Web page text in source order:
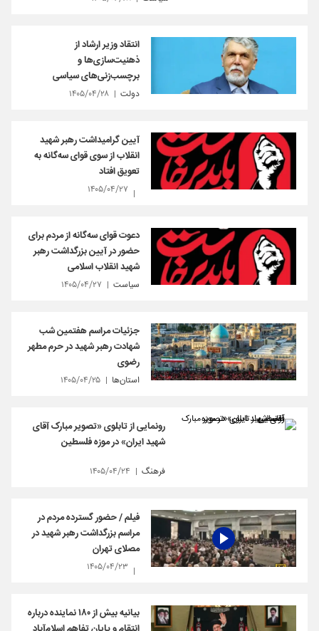
انتقاد وزیر ارشاد از
ذهنیت‌سازی‌ها و
برچسب‌زنی‌های سیاسی
دولت ۱۴۰۵/۰۴/۲۸
آیین گرامیداشت رهبر شهید
انقلاب از سوی قوای سه‌گانه به
تعویق افتاد
۱۴۰۵/۰۴/۲۷
دعوت قوای سه‌گانه از مردم برای
حضور در آیین بزرگداشت رهبر
شهید انقلاب اسلامی
سیاست ۱۴۰۵/۰۴/۲۷
جزئیات مراسم هفتمین شب
شهادت رهبر شهید در حرم مطهر
رضوی
استان‌ها ۱۴۰۵/۰۴/۲۵
رونمایی از تابلوی «تصویر مبارک آقای
شهید ایران» در موزه فلسطین
فرهنگ ۱۴۰۵/۰۴/۲۴
فیلم / حضور گسترده مردم در
مراسم بزرگداشت رهبر شهید در
مصلای تهران
۱۴۰۵/۰۴/۲۳
بیانیه بیش از ۱۸۰ نماینده درباره